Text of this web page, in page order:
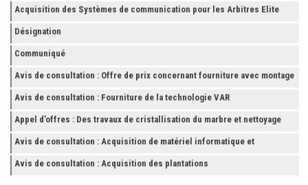
Acquisition des Systèmes de communication pour les Arbitres Elite
Désignation
Communiqué
Avis de consultation : Offre de prix concernant fourniture avec montage
et finition de RAYONNAGES pour la Fédération Tunisienne de Football
Avis de consultation : Fourniture de la technologie VAR
Appel d’offres : Des travaux de cristallisation du marbre et nettoyage
des grès
Avis de consultation : Acquisition de matériel informatique et
Accessoires
Avis de consultation : Acquisition des plantations